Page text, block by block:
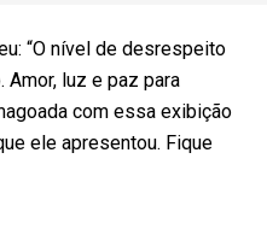
“O nível de desrespeito
luz e paz para
com essa exibição
ele apresentou. Fique